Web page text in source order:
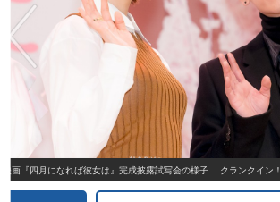
映画『四月になれば彼女は』完成披露試写会の様子 クランクイン！